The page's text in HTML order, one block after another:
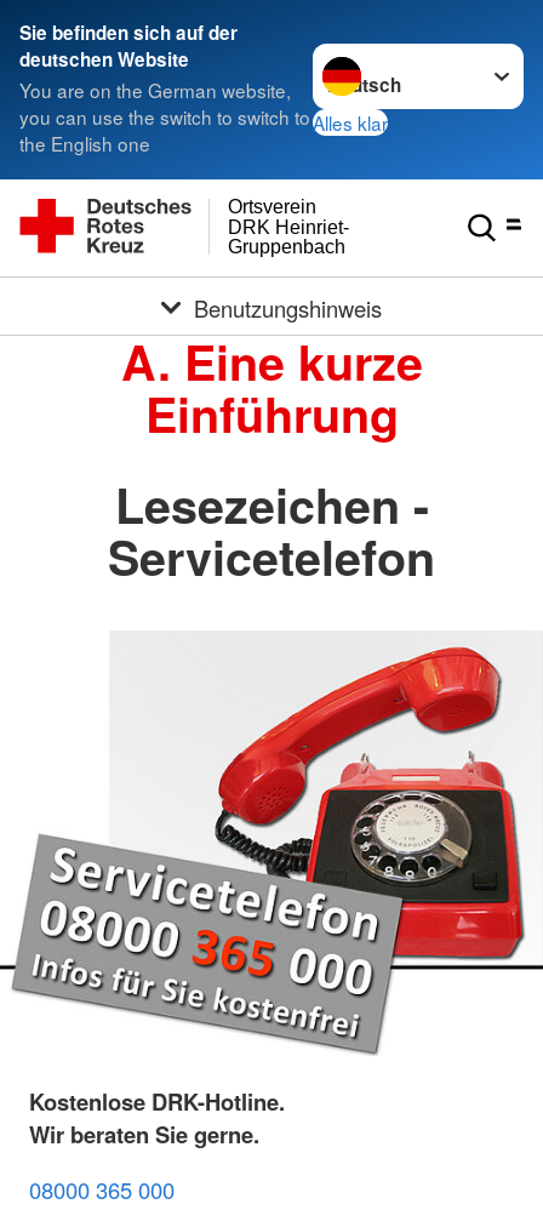
Sie befinden sich auf der
deutschen Website
You are on the German website,
you can use the switch to switch to
the English one
Sprache wechseln zu
Alles klar
Gruppenbach
DRK Heinriet-
Ortsverein
Benutzungshinweis
A. Eine kurze
Einführung
Lesezeichen -
Servicetelefon
Kostenlose DRK-Hotline.
Wir beraten Sie gerne.
08000 365 000